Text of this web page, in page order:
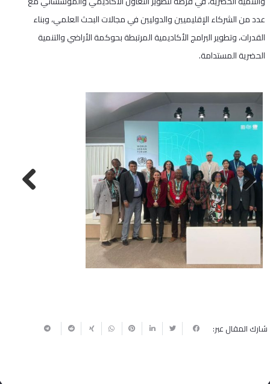
عدد من الشركاء الإقليميين والدوليين في مجالات البحث العلمي، وبناء
القدرات، وتطوير البرامج الأكاديمية المرتبطة بحوكمة الأراضي والتنمية
الحضرية المستدامة.
Previous
Next